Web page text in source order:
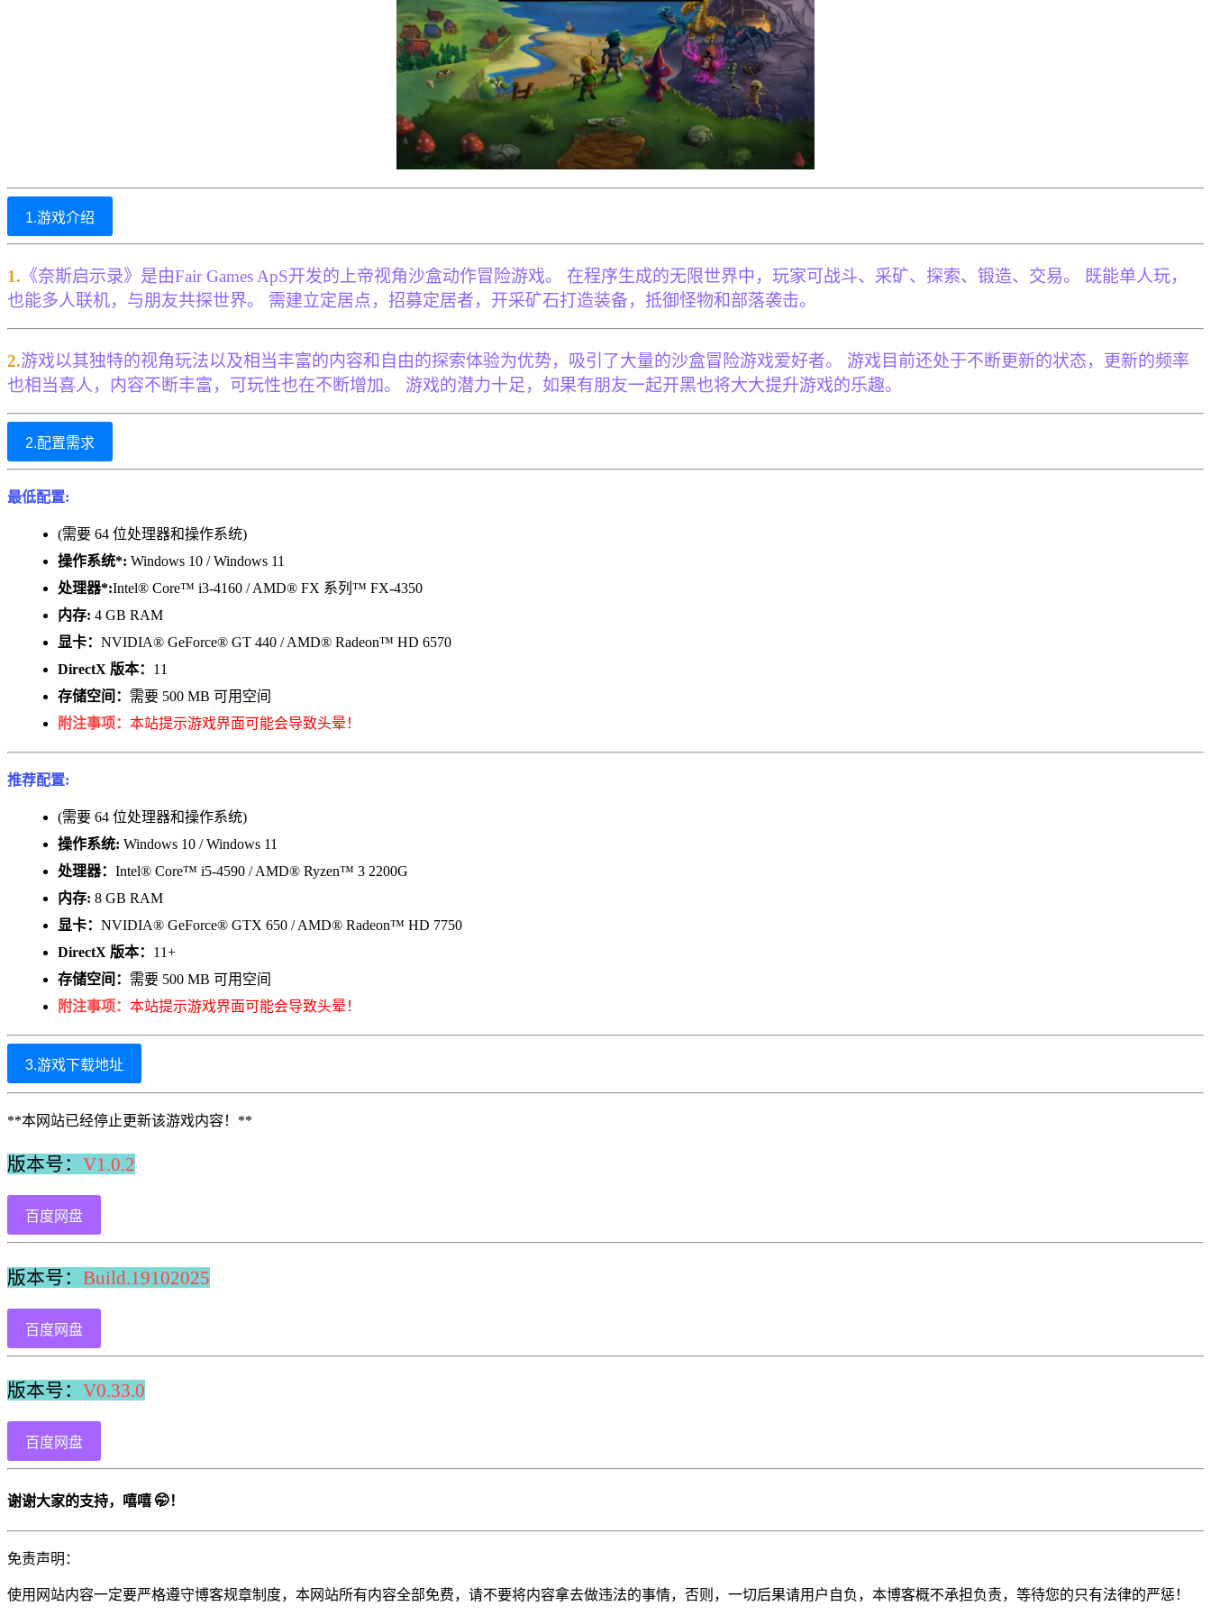
1.游戏介绍
1. 《奈斯启示录》是由Fair Games ApS开发的上帝视角沙盒动作冒险游戏。 在程序生成的无限世界中，玩家可战斗、采矿、探索、锻造、交易。 既能单人玩，
也能多人联机，与朋友共探世界。 需建立定居点，招募定居者，开采矿石打造装备，抵御怪物和部落袭击。
2.游戏以其独特的视角玩法以及相当丰富的内容和自由的探索体验为优势，吸引了大量的沙盒冒险游戏爱好者。 游戏目前还处于不断更新的状态，更新的频率
也相当喜人，内容不断丰富，可玩性也在不断增加。 游戏的潜力十足，如果有朋友一起开黑也将大大提升游戏的乐趣。
2.配置需求
最低配置:
(需要 64 位处理器和操作系统)
操作系统*: Windows 10 / Windows 11
处理器*:Intel® Core™ i3-4160 / AMD® FX 系列™ FX-4350
内存: 4 GB RAM
显卡： NVIDIA® GeForce® GT 440 / AMD® Radeon™ HD 6570
DirectX 版本： 11
存储空间： 需要 500 MB 可用空间
附注事项： 本站提示游戏界面可能会导致头晕！
推荐配置:
(需要 64 位处理器和操作系统)
操作系统: Windows 10 / Windows 11
处理器： Intel® Core™ i5-4590 / AMD® Ryzen™ 3 2200G
内存: 8 GB RAM
显卡： NVIDIA® GeForce® GTX 650 / AMD® Radeon™ HD 7750
DirectX 版本： 11+
存储空间： 需要 500 MB 可用空间
附注事项： 本站提示游戏界面可能会导致头晕！
3.游戏下载地址
**本网站已经停止更新该游戏内容！**
版本号： V1.0.2
百度网盘
版本号： Build.19102025
百度网盘
版本号： V0.33.0
百度网盘
谢谢大家的支持，嘻嘻 🤭！
免责声明：
使用网站内容一定要严格遵守博客规章制度，本网站所有内容全部免费，请不要将内容拿去做违法的事情，否则，一切后果请用户自负，本博客概不承担负责，等待您的只有法律的严惩！